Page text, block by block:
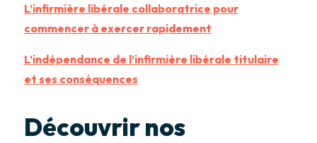
L’infirmière libérale collaboratrice pour
commencer à exercer rapidement
L’indépendance de l’infirmière libérale titulaire
et ses conséquences
Découvrir nos